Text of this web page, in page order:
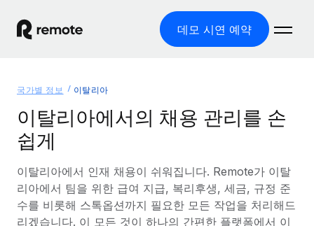
데모 시연 예약
글로벌 고용
글로벌 급여
규정을 준수하며 급여 지급을 손쉽게 처리
기록상 고용주(EOR)
솔루션
글로벌 서비스 제공
국가별 정보
국가별 글로벌 채용 지원 알아보기
리소스
도구 및 계산기
요금
국가별 정보 이탈리아
이탈리아에서의 채용 관리를 손
쉽게
이탈리아에서 인재 채용이 쉬워집니다. Remote가 이탈
리아에서 팀을 위한 급여 지급, 복리후생, 세금, 규정 준
수를 비롯해 스톡옵션까지 필요한 모든 작업을 처리해드
리겠습니다. 이 모든 것이 하나의 간편한 플랫폼에서 이